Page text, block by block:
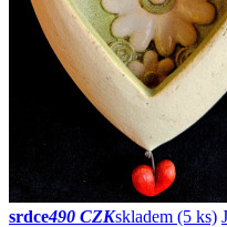
srdce490 CZKskladem (5 ks)